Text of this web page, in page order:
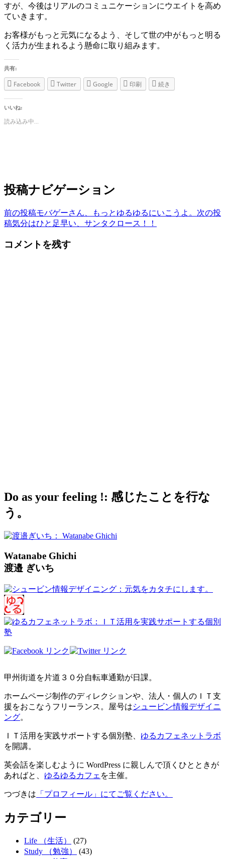
すが、今後はリアルのコミュニケーションにウエイトを高め
ていきます。
お客様がもっと元気になるよう、そして世の中がもっと明る
く活力が生まれるよう懸命に取り組みます。
共有:
Facebook Twitter Google 印刷 続き
いいね:
読み込み中...
投稿ナビゲーション
前の投稿モバゲーさん、もっとゆるゆるにいこうよ。 次の投
稿気分はひと足早い、サンタクロース！！
コメントを残す
Do as your feeling !: 感じたことを行な
う。
Watanabe Ghichi
渡邉 ぎいち
甲州街道を片道３０分自転車通勤が日課。
ホームページ制作のディレクションや、法人・個人のＩＴ支
援をおこなうフリーランス。屋号はシュービン情報デザイニ
ング。
ＩＴ活用を実践サポートする個別塾、 ゆるカフェネットラボ
を開講。
英会話を楽しむように WordPress に親しんで頂くひとときが
あればと、 ゆるゆるカフェ を主催。
つづきは 「プロフィール」にてご覧ください。
カテゴリー
Life （生活）
(27)
Study （勉強）
(43)